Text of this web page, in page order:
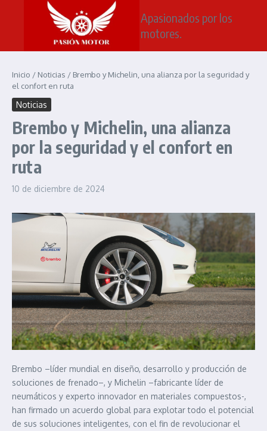
Saltar al contenido
Apasionados por los
motores.
Inicio / Noticias / Brembo y Michelin, una alianza por la seguridad y
el confort en ruta
Noticias
Brembo y Michelin, una alianza
por la seguridad y el confort en
ruta
10 de diciembre de 2024
Brembo –líder mundial en diseño, desarrollo y producción de
soluciones de frenado–, y Michelin –fabricante líder de
neumáticos y experto innovador en materiales compuestos-,
han firmado un acuerdo global para explotar todo el potencial
de sus soluciones inteligentes, con el fin de revolucionar el